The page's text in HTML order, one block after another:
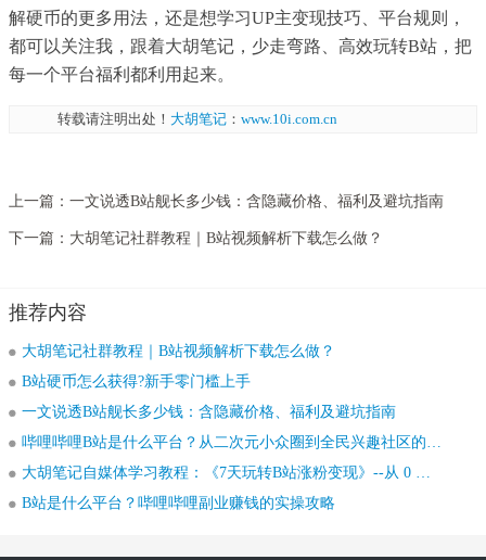
解硬币的更多用法，还是想学习UP主变现技巧、平台规则，
都可以关注我，跟着大胡笔记，少走弯路、高效玩转B站，把
每一个平台福利都利用起来。
转载请注明出处！ 大胡笔记 ： www.10i.com.cn
上一篇： 一文说透B站舰长多少钱：含隐藏价格、福利及避坑指南
下一篇： 大胡笔记社群教程｜B站视频解析下载怎么做？
推荐内容
大胡笔记社群教程｜B站视频解析下载怎么做？
B站硬币怎么获得?新手零门槛上手
一文说透B站舰长多少钱：含隐藏价格、福利及避坑指南
哔哩哔哩B站是什么平台？从二次元小众圈到全民兴趣社区的进化
大胡笔记自媒体学习教程：《7天玩转B站涨粉变现》--从 0 基础到稳定盈利全套实战
B站是什么平台？哔哩哔哩副业赚钱的实操攻略